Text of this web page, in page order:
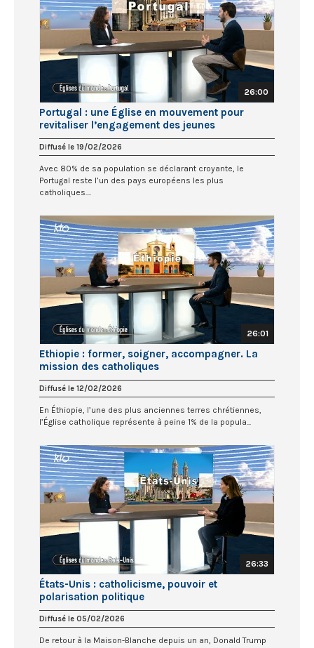
26:00
Portugal : une Église en mouvement pour
revitaliser l’engagement des jeunes
Diffusé le 19/02/2026
Avec 80% de sa population se déclarant croyante, le
Portugal reste l’un des pays européens les plus
catholiques....
26:01
Ethiopie : former, soigner, accompagner. La
mission des catholiques
Diffusé le 12/02/2026
En Éthiopie, l’une des plus anciennes terres chrétiennes,
l’Église catholique représente à peine 1% de la popula...
26:33
États-Unis : catholicisme, pouvoir et
polarisation politique
Diffusé le 05/02/2026
De retour à la Maison-Blanche depuis un an, Donald Trump